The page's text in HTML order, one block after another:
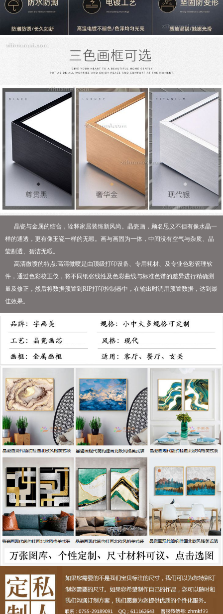
晶瓷与金属的结合，诠释家居装饰新风尚。晶瓷画，顾名思义不但有像水晶一
样的通透，更有像玉瓷一样的无暇。画与画固为一体，中间没有空气与杂质、晶
莹剔透、碧洁无暇。
高清微喷的特点:高清微喷是由顶级打印设备、专用耗材、及专业色彩管理软
件，通过色彩校正仪，将不同纸张线性及色彩曲线与标准色谱的差异进行精确测
量及修正，然后将数据预置到RIP打印控制器中，在输出时调用预置数据，达到最
佳效果。